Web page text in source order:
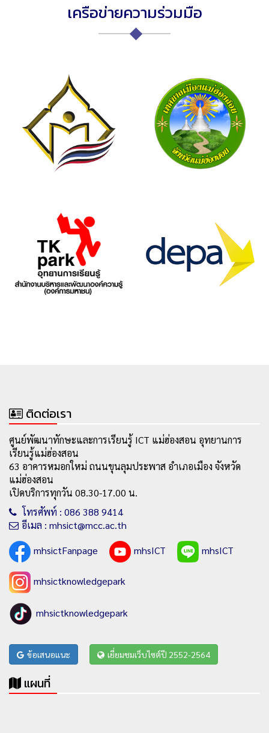
เครือข่ายความร่วมมือ
ติดต่อเรา
ศูนย์พัฒนาทักษะและการเรียนรู้ ICT แม่ฮ่องสอน อุทยานการ
เรียนรู้แม่ฮ่องสอน
63 อาคารหมอกใหม่ ถนนขุนลุมประพาส อำเภอเมือง จังหวัด
แม่ฮ่องสอน
เปิดบริการทุกวัน 08.30-17.00 น.
โทรศัพท์ : 086 388 9414
อีเมล : mhsict@mcc.ac.th
mhsictFanpage
mhsICT mhsICT
mhsictknowledgepark
mhsictknowledgepark
ข้อเสนอแนะ เยี่ยมชมเว็บไซต์ปี 2552-2564
แผนที่